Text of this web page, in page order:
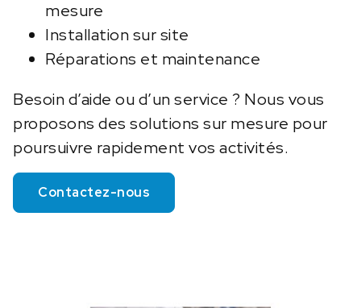
mesure
Installation sur site
Réparations et maintenance
Besoin d’aide ou d’un service ? Nous vous
proposons des solutions sur mesure pour
poursuivre rapidement vos activités.
Contactez-nous